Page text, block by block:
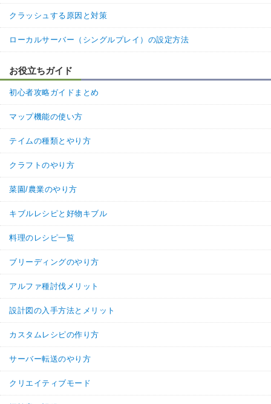
クラッシュする原因と対策
ローカルサーバー（シングルプレイ）の設定方法
お役立ちガイド
初心者攻略ガイドまとめ
マップ機能の使い方
テイムの種類とやり方
クラフトのやり方
菜園/農業のやり方
キブルレシピと好物キブル
料理のレシピ一覧
ブリーディングのやり方
アルファ種討伐メリット
設計図の入手方法とメリット
カスタムレシピの作り方
サーバー転送のやり方
クリエイティブモード